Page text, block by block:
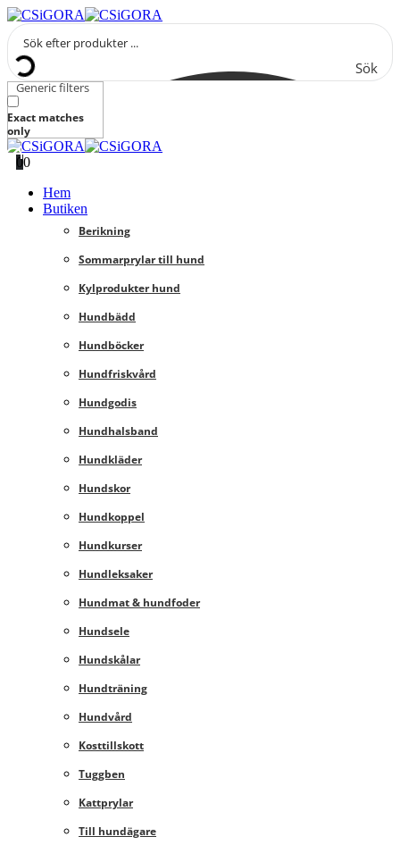
Sök
Generic filters
Exact matches
only
00
Hem
Butiken
Berikning
Sommarprylar till hund
Kylprodukter hund
Hundbädd
Hundböcker
Hundfriskvård
Hundgodis
Hundhalsband
Hundkläder
Hundskor
Hundkoppel
Hundkurser
Hundleksaker
Hundmat & hundfoder
Hundsele
Hundskålar
Hundträning
Hundvård
Kosttillskott
Tuggben
Kattprylar
Till hundägare